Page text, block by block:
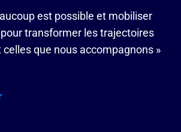
est possible et mobiliser
transformer les trajectoires
que nous accompagnons »